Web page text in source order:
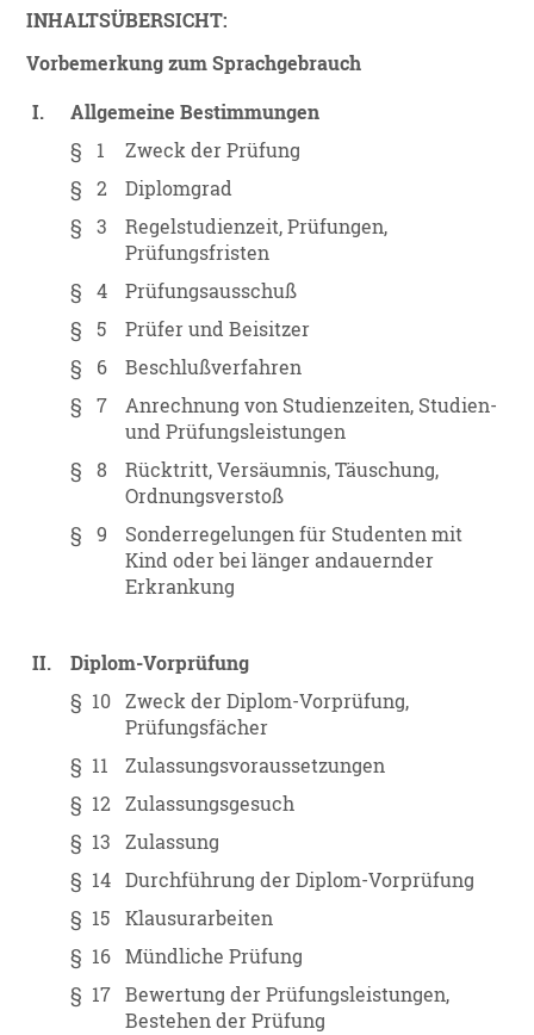
INHALTSÜBERSICHT:
Vorbemerkung zum Sprachgebrauch
I.
Allgemeine Bestimmungen
§ 1
Zweck der Prüfung
§ 2
Diplomgrad
§ 3
Regelstudienzeit, Prüfungen,
Prüfungsfristen
§ 4
Prüfungsausschuß
§ 5
Prüfer und Beisitzer
§ 6
Beschlußverfahren
§ 7
Anrechnung von Studienzeiten, Studien-
und Prüfungsleistungen
§ 8
Rücktritt, Versäumnis, Täuschung,
Ordnungsverstoß
§ 9
Sonderregelungen für Studenten mit
Kind oder bei länger andauernder
Erkrankung
II.
Diplom-Vorprüfung
§ 10
Zweck der Diplom-Vorprüfung,
Prüfungsfächer
§ 11
Zulassungsvoraussetzungen
§ 12
Zulassungsgesuch
§ 13
Zulassung
§ 14
Durchführung der Diplom-Vorprüfung
§ 15
Klausurarbeiten
§ 16
Mündliche Prüfung
§ 17
Bewertung der Prüfungsleistungen,
Bestehen der Prüfung